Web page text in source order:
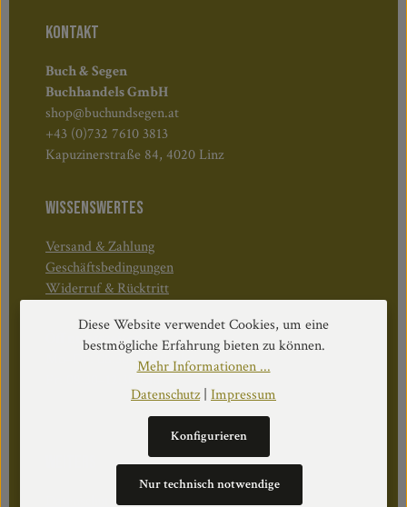
KONTAKT
Buch & Segen
Buchhandels GmbH
shop@buchundsegen.at
+43 (0)732 7610 3813
Kapuzinerstraße 84, 4020 Linz
WISSENSWERTES
Versand & Zahlung
Geschäftsbedingungen
Widerruf & Rücktritt
Öffnungszeiten:
Mo–Do: 08:30–17:00 Uhr
Diese Website verwendet Cookies, um eine
bestmögliche Erfahrung bieten zu können.
Mehr Informationen ...
Datenschutz| Impressum
Nur technisch notwendige
Konfigurieren